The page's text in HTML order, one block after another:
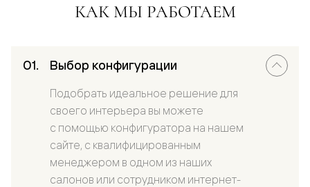
КАК МЫ РАБОТАЕМ
Выбор конфигурации
Подобрать идеальное решение для
своего интерьера вы можете
с помощью конфигуратора на нашем
сайте, с квалифицированным
менеджером в одном из наших
салонов или сотрудником интернет-